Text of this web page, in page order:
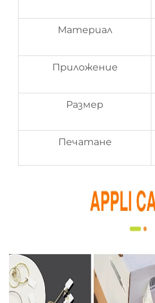
Материал
Приложение
Размер
Печатане